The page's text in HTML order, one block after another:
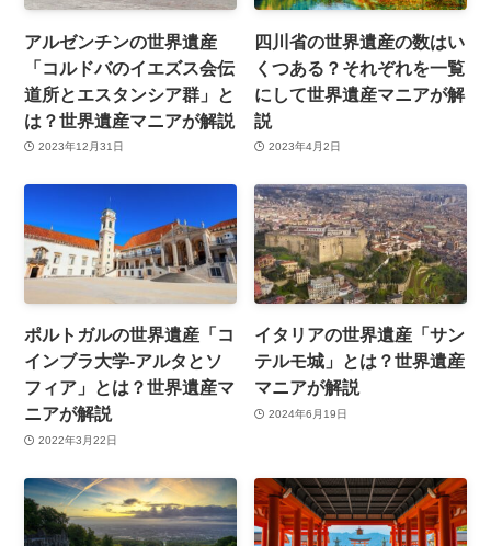
アルゼンチンの世界遺産
「コルドバのイエズス会伝
道所とエスタンシア群」と
は？世界遺産マニアが解説
2023年12月31日
四川省の世界遺産の数はい
くつある？それぞれを一覧
にして世界遺産マニアが解
説
2023年4月2日
ポルトガルの世界遺産「コ
インブラ大学-アルタとソ
フィア」とは？世界遺産マ
ニアが解説
2022年3月22日
イタリアの世界遺産「サン
テルモ城」とは？世界遺産
マニアが解説
2024年6月19日